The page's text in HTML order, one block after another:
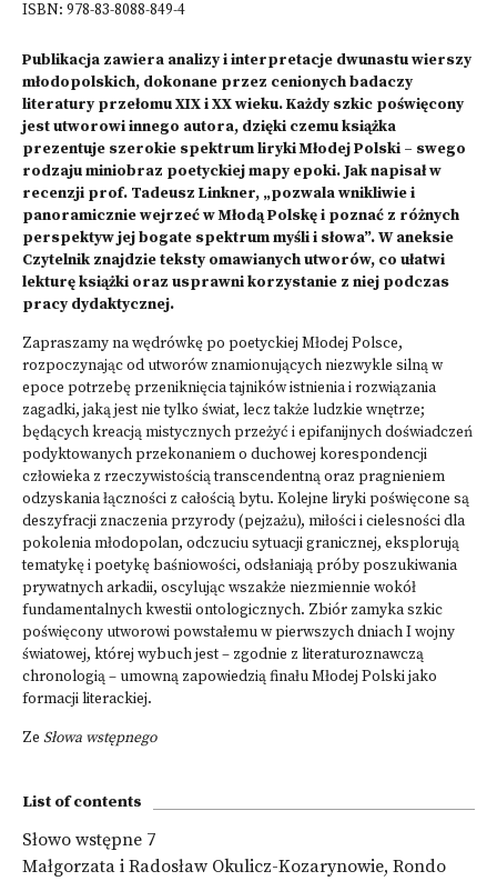
ISBN: 978-83-8088-849-4
Publikacja zawiera analizy i interpretacje dwunastu wierszy
młodopolskich, dokonane przez cenionych badaczy
literatury przełomu XIX i XX wieku. Każdy szkic poświęcony
jest utworowi innego autora, dzięki czemu książka
prezentuje szerokie spektrum liryki Młodej Polski – swego
rodzaju miniobraz poetyckiej mapy epoki. Jak napisał w
recenzji prof. Tadeusz Linkner, „pozwala wnikliwie i
panoramicznie wejrzeć w Młodą Polskę i poznać z różnych
perspektyw jej bogate spektrum myśli i słowa”. W aneksie
Czytelnik znajdzie teksty omawianych utworów, co ułatwi
lekturę książki oraz usprawni korzystanie z niej podczas
pracy dydaktycznej.
Zapraszamy na wędrówkę po poetyckiej Młodej Polsce,
rozpoczynając od utworów znamionujących niezwykle silną w
epoce potrzebę przeniknięcia tajników istnienia i rozwiązania
zagadki, jaką jest nie tylko świat, lecz także ludzkie wnętrze;
będących kreacją mistycznych przeżyć i epifanijnych doświadczeń
podyktowanych przekonaniem o duchowej korespondencji
człowieka z rzeczywistością transcendentną oraz pragnieniem
odzyskania łączności z całością bytu. Kolejne liryki poświęcone są
deszyfracji znaczenia przyrody (pejzażu), miłości i cielesności dla
pokolenia młodopolan, odczuciu sytuacji granicznej, eksplorują
tematykę i poetykę baśniowości, odsłaniają próby poszukiwania
prywatnych arkadii, oscylując wszakże niezmiennie wokół
fundamentalnych kwestii ontologicznych. Zbiór zamyka szkic
poświęcony utworowi powstałemu w pierwszych dniach I wojny
światowej, której wybuch jest – zgodnie z literaturoznawczą
chronologią – umowną zapowiedzią finału Młodej Polski jako
formacji literackiej.
Ze Słowa wstępnego
List of contents
Słowo wstępne 7
Małgorzata i Radosław Okulicz-Kozarynowie, Rondo